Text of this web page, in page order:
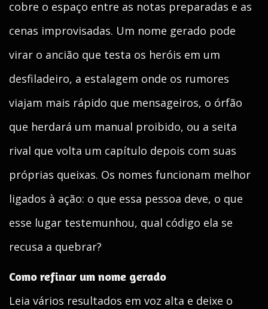
cobre o espaço entre as notas preparadas e as
cenas improvisadas. Um nome gerado pode
virar o ancião que testa os heróis em um
desfiladeiro, a estalagem onde os rumores
viajam mais rápido que mensageiros, o órfão
que herdará um manual proibido, ou a seita
rival que volta um capítulo depois com suas
próprias queixas. Os nomes funcionam melhor
ligados à ação: o que essa pessoa deve, o que
esse lugar testemunhou, qual código ela se
recusa a quebrar?
Como refinar um nome gerado
Leia vários resultados em voz alta e deixe o